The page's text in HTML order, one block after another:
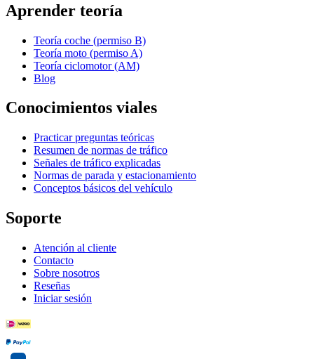
Aprender teoría
Teoría coche (permiso B)
Teoría moto (permiso A)
Teoría ciclomotor (AM)
Blog
Conocimientos viales
Practicar preguntas teóricas
Resumen de normas de tráfico
Señales de tráfico explicadas
Normas de parada y estacionamiento
Conceptos básicos del vehículo
Soporte
Atención al cliente
Contacto
Sobre nosotros
Reseñas
Iniciar sesión